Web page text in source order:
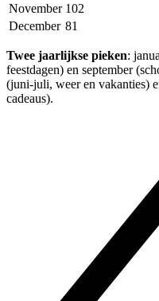
November 102
December 81
Twee jaarlijkse pieken:
feestdagen) en september
(juni-juli, weer en vakanties)
cadeaus).